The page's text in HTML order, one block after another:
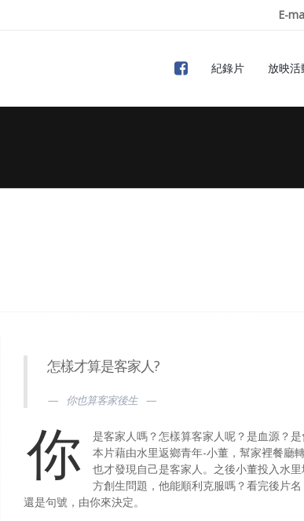
E-
紀錄片 放映活
怎樣才算是客家人?
你也算客家後生
你
是客家人嗎？怎樣算客家人呢？是血源？是
本片藉由水里返鄉青年-小董，幫家裡餐廳
也才發現自己是客家人。之後小董投入水
方創生問題，他能順利克服嗎？看完後片
還是句號，由你來決定。